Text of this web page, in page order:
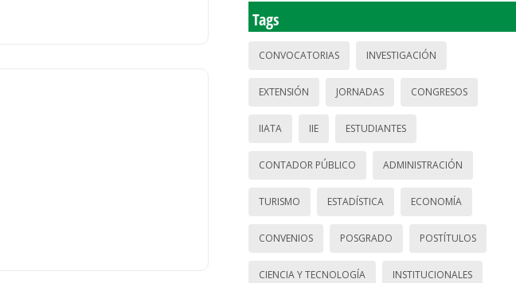
Tags
CONVOCATORIAS INVESTIGACIÓN
EXTENSIÓN JORNADAS CONGRESOS
IIATA IIE ESTUDIANTES
CONTADOR PÚBLICO ADMINISTRACIÓN
TURISMO ESTADÍSTICA ECONOMÍA
CONVENIOS POSGRADO POSTÍTULOS
CIENCIA Y TECNOLOGÍA INSTITUCIONALES